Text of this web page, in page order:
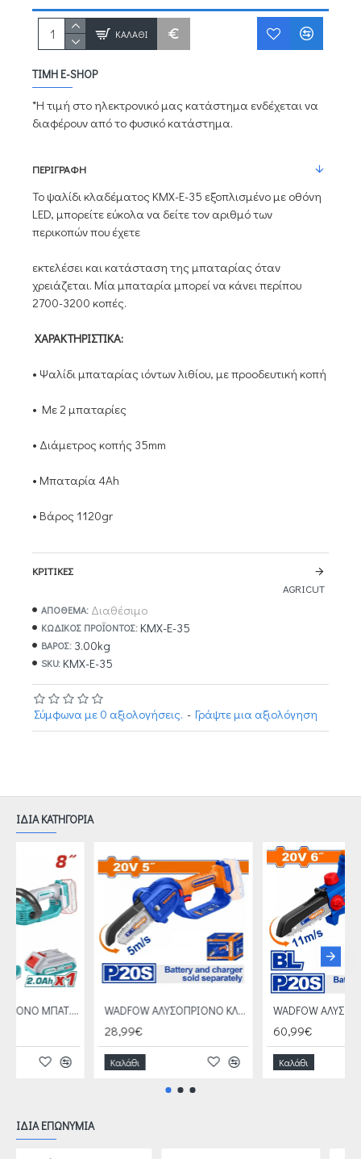
ΤΙΜΉ E-SHOP
*Η τιμή στο ηλεκτρονικό μας κατάστημα ενδέχεται να
διαφέρουν από το φυσικό κατάστημα.
ΠΕΡΙΓΡΑΦΉ
Το ψαλίδι κλαδέματος KMX-E-35 εξοπλισμένο με οθόνη
LED, μπορείτε εύκολα να δείτε τον αριθμό των
περικοπών που έχετε
εκτελέσει και κατάσταση της μπαταρίας όταν
χρειάζεται. Μία μπαταρία μπορεί να κάνει περίπου
2700-3200 κοπές.
ΧΑΡΑΚΤΗΡΙΣΤΙΚΑ:
• Ψαλίδι μπαταρίας ιόντων λιθίου, με προοδευτική κοπή
• Με 2 μπαταρίες
• Διάμετρος κοπής 35mm
• Μπαταρία 4Ah
• Βάρος 1120gr
ΚΡΙΤΙΚΈΣ
ΑΠΟΘΕΜΑ: Διαθέσιμο
ΚΩΔΙΚΌΣ ΠΡΟΪΌΝΤΟΣ: KMX-E-35
ΒΆΡΟΣ: 3.00kg
SKU: KMX-E-35
AGRICUT
Σύμφωνα με 0 αξιολογήσεις. - Γράψτε μια αξιολόγηση
ΚΑΛΆΘΙ
ΙΔΙΑ ΚΑΤΗΓΟΡΙΑ
TOTAL ΑΛΥΣΟΠΡΙΟΝΟ ΜΠΑΤ. Li-ion 20V / 2Ah / 1 ΜΠΑΤΑΡΙΑ (TGSLI20851)
Καλάθι
WADFOW ΑΛΥΣΟΠΡΙΟΝΟ ΚΛΑΔΕΥΤΙΚΟ ΜΠΑΤ. Li-ion 20V / 5" ΧΩΡΙΣ ΜΠΑΤΑΡΙΑ & ΦΟΡΤΙΣΤΗ (WCLP550)
Καλάθι
ΙΔΙΑ ΕΠΩΝΥΜΙΑ